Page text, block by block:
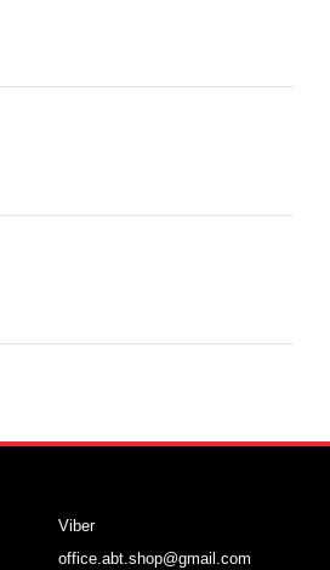
Viber
office.abt.shop@gmail.com